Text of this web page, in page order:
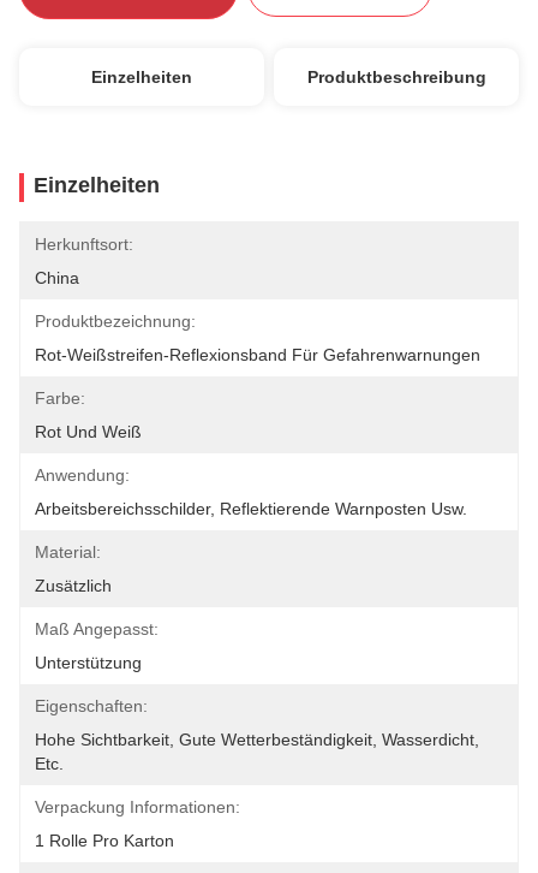
Einzelheiten Produktbeschreibung
Einzelheiten
Herkunftsort:
China
Produktbezeichnung:
Rot-Weißstreifen-Reflexionsband Für Gefahrenwarnungen
Farbe:
Rot Und Weiß
Anwendung:
Arbeitsbereichsschilder, Reflektierende Warnposten Usw.
Material:
Zusätzlich
Maß Angepasst:
Unterstützung
Eigenschaften:
Hohe Sichtbarkeit, Gute Wetterbeständigkeit, Wasserdicht,
Etc.
Verpackung Informationen:
1 Rolle Pro Karton